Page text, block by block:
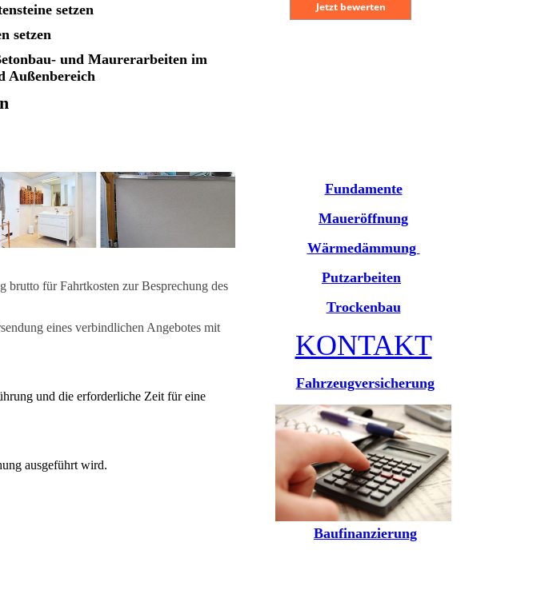
setzen
setzen
und Maurerarbeiten im
Außenbereich
für Fahrtkosten zur Besprechung des
eines verbindlichen Angebotes mit
und die erforderliche Zeit für eine
ausgeführt wird.
Fundamente
Maueröffnung
Wärmedämmung
Putzarbeiten
Trockenbau
KONTAKT
Fahrzeugversicherung
Baufinanzierung